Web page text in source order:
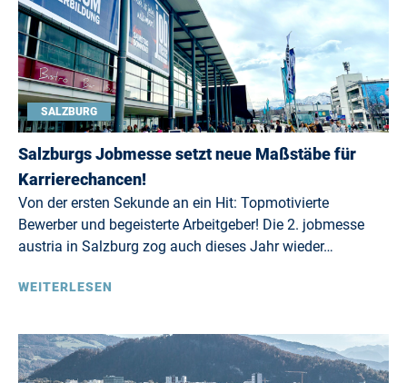
SALZBURG
Salzburgs Jobmesse setzt neue Maßstäbe für
Karrierechancen!
Von der ersten Sekunde an ein Hit: Topmotivierte
Bewerber und begeisterte Arbeitgeber! Die 2. jobmesse
austria in Salzburg zog auch dieses Jahr wieder…
WEITERLESEN